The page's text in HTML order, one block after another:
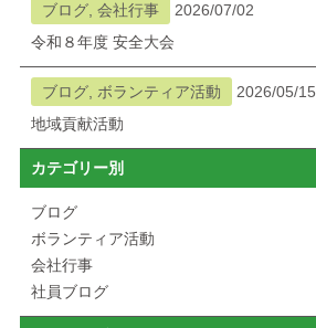
ブログ, 会社行事
2026/07/02
令和８年度 安全大会
ブログ, ボランティア活動
2026/05/15
地域貢献活動
カテゴリー別
ブログ
ボランティア活動
会社行事
社員ブログ